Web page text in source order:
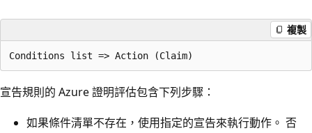
複製
宣告規則的 Azure 證明評估包含下列步驟：
如果條件清單不存在，使用指定的宣告來執行動作。 否